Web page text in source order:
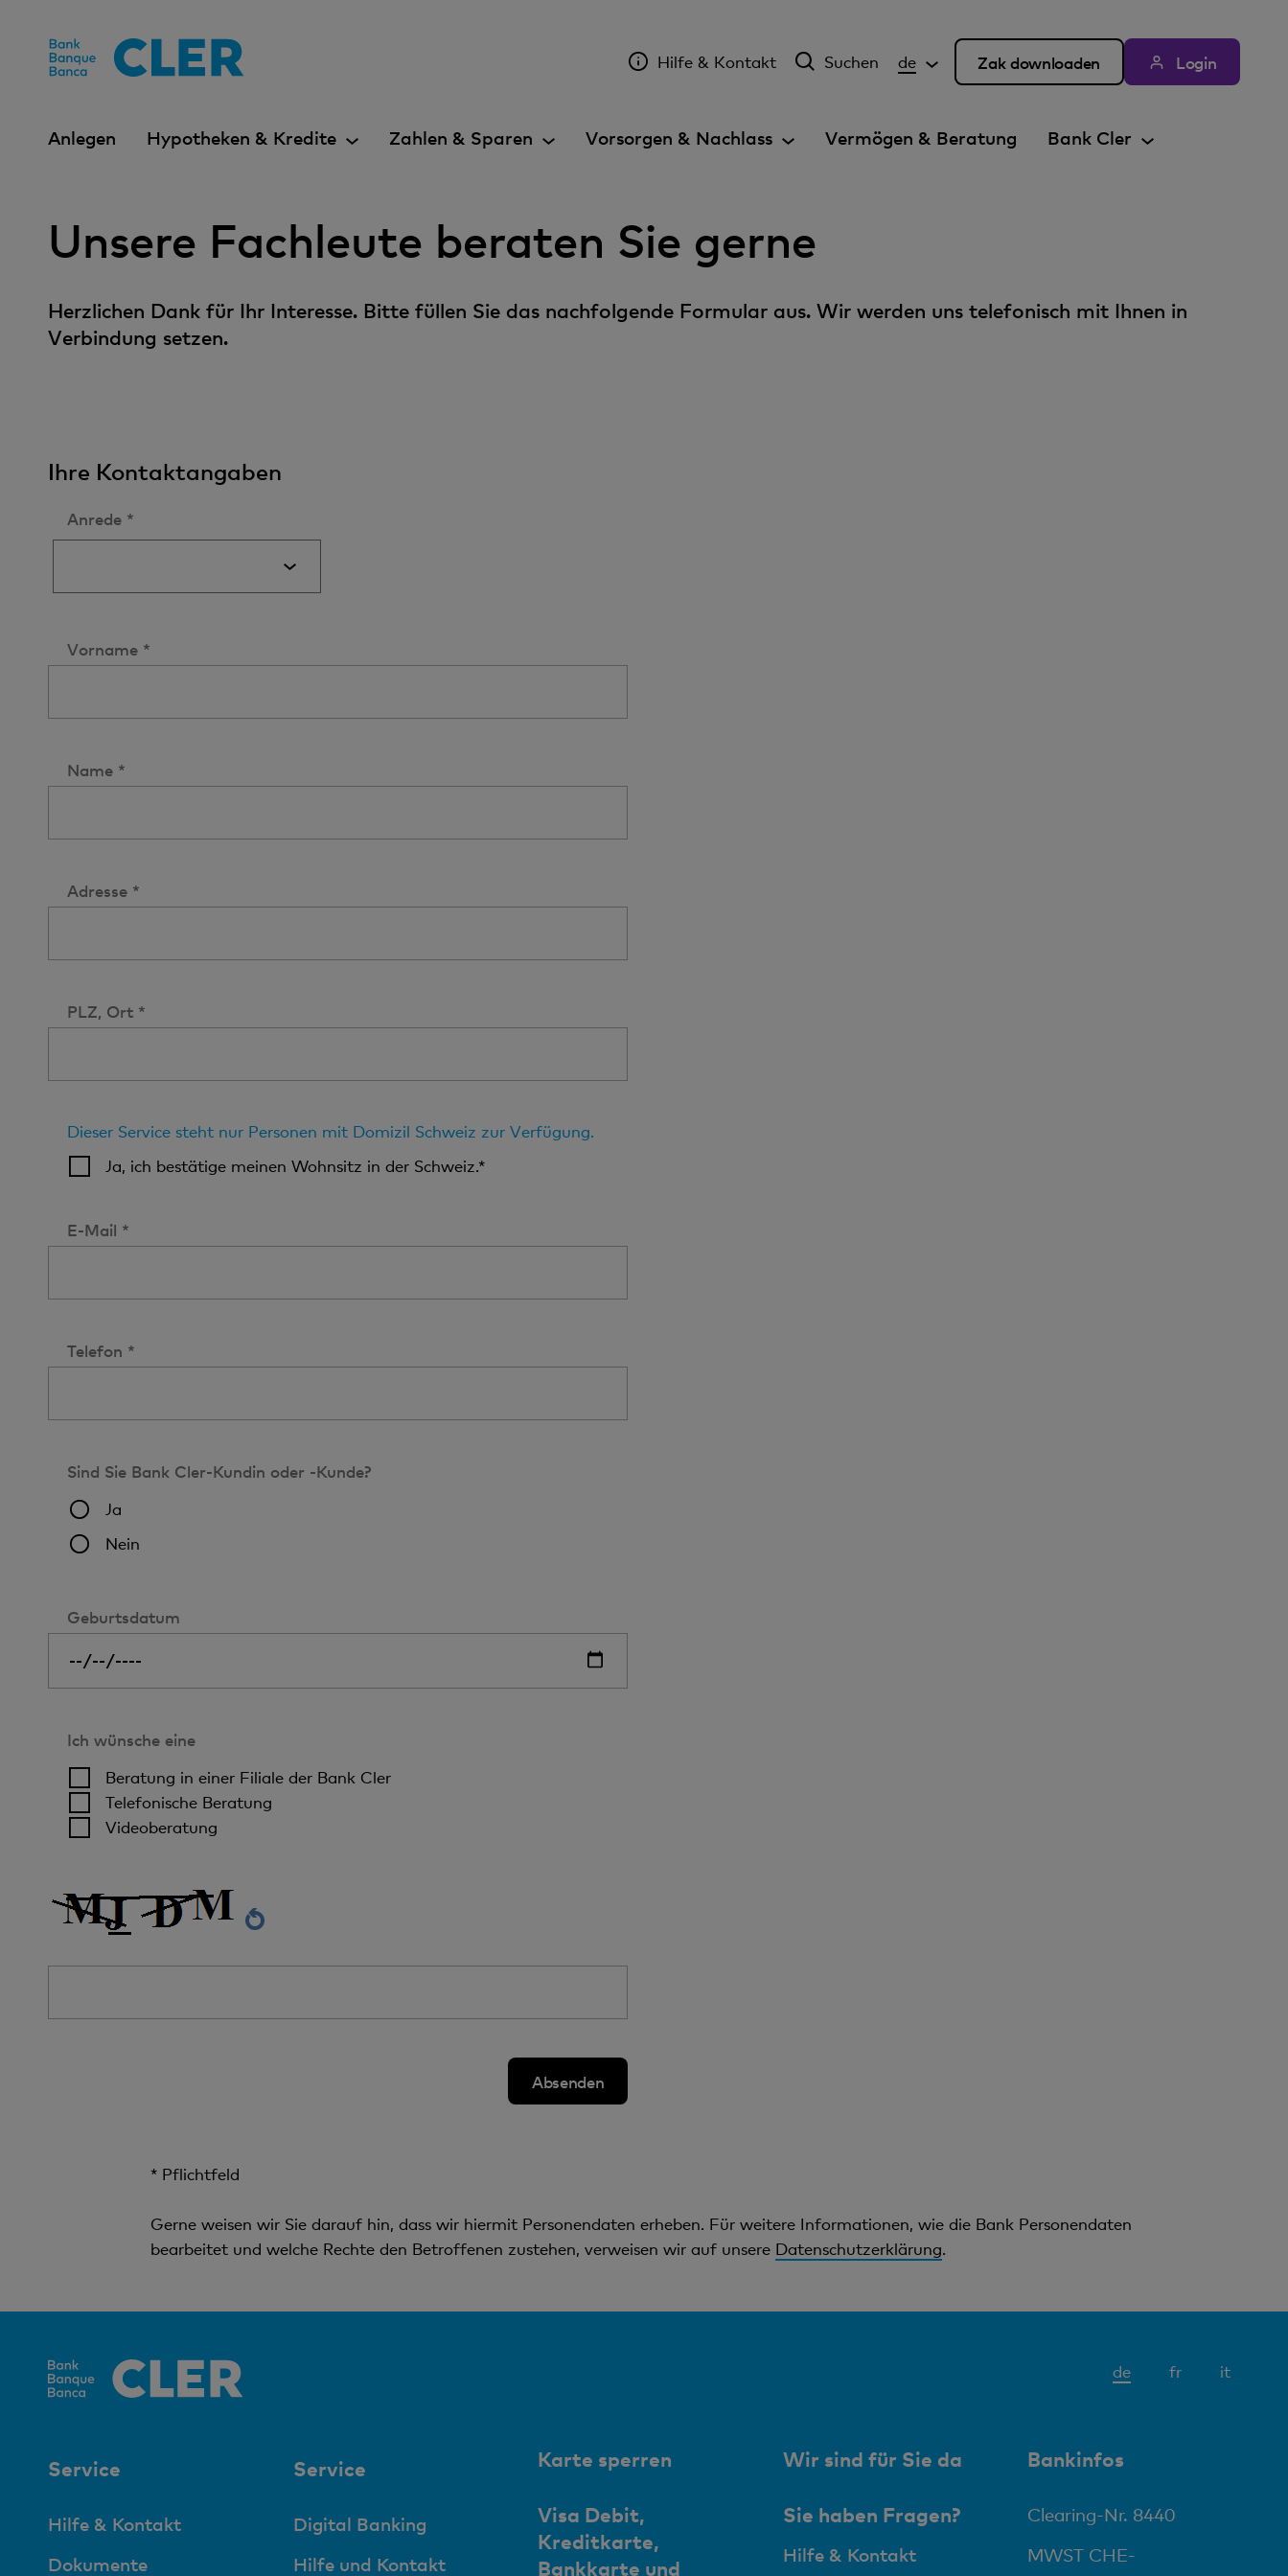
Hilfe & Kontakt Suchen de Zak downloaden Login
Anlegen Hypotheken & Kredite Zahlen & Sparen Vorsorgen & Nachlass Vermögen & Beratung Bank Cler
Unsere Fachleute beraten Sie gerne
Herzlichen Dank für Ihr Interesse. Bitte füllen Sie das nachfolgende Formular aus. Wir werden uns telefonisch mit Ihnen in
Verbindung setzen.
Ihre Kontaktangaben
Anrede *
Vorname *
Name *
Adresse *
PLZ, Ort *
Dieser Service steht nur Personen mit Domizil Schweiz zur Verfügung.
Ja, ich bestätige meinen Wohnsitz in der Schweiz.*
E-Mail *
Telefon *
Sind Sie Bank Cler-Kundin oder -Kunde?
Ja
Nein
Geburtsdatum
Ich wünsche eine
Beratung in einer Filiale der Bank Cler
Telefonische Beratung
Videoberatung
* Pflichtfeld
Gerne weisen wir Sie darauf hin, dass wir hiermit Personendaten erheben. Für weitere Informationen, wie die Bank Personendaten
bearbeitet und welche Rechte den Betroffenen zustehen, verweisen wir auf unsere Datenschutzerklärung.
deAktives
fr it
Service
Hilfe & Kontakt
Dokumente
Service
Digital Banking
Hilfe und Kontakt
Karte sperren
Visa Debit,
Kreditkarte,
Bankkarte und
Wir sind für Sie da
Sie haben Fragen?
Hilfe & Kontakt
Bankinfos
Clearing-Nr. 8440
MWST CHE-